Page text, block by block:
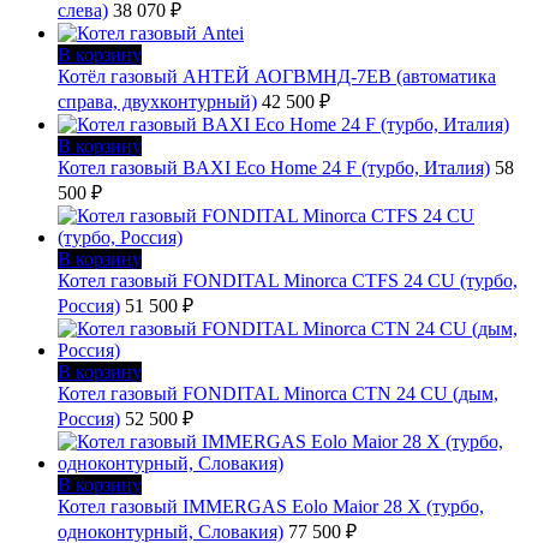
слева) 38 070 ₽
В корзину
Котёл газовый АНТЕЙ АОГВМНД-7ЕВ (автоматика
справа, двухконтурный) 42 500 ₽
В корзину
Котел газовый BAXI Eco Home 24 F (турбо, Италия) 58
500 ₽
В корзину
Котел газовый FONDITAL Minorca CTFS 24 CU (турбо,
Россия) 51 500 ₽
В корзину
Котел газовый FONDITAL Minorca CTN 24 CU (дым,
Россия) 52 500 ₽
В корзину
Котел газовый IMMERGAS Eolo Maior 28 X (турбо,
одноконтурный, Словакия) 77 500 ₽